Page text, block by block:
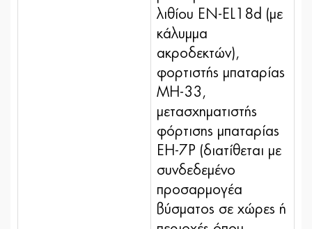
λιθίου EN-EL18d (με
κάλυμμα
ακροδεκτών),
φορτιστής μπαταρίας
MH-33,
μετασχηματιστής
φόρτισης μπαταρίας
EH-7P (διατίθεται με
συνδεδεμένο
προσαρμογέα
βύσματος σε χώρες ή